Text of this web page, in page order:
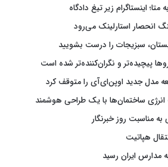
سبزیجات را درست بشویید
پیچیده‌تر و نگران‌کننده‌تر شده است
مدل جدید اوپن‌ای‌آی را متوقف کرد
مناسبت روز خبرنگار
هپاتیت
ایران رسید